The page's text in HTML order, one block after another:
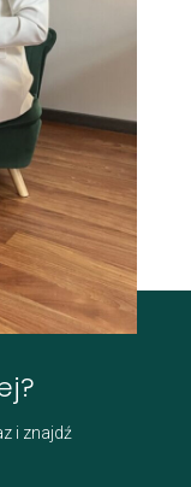
i znajdź